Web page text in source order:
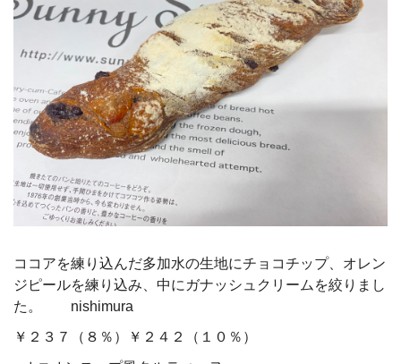
ココアを練り込んだ多加水の生地にチョコチップ、オレン
ジピールを練り込み、中にガナッシュクリームを絞りまし
た。 nishimura
￥２３７（８％）￥２４２（１０％）